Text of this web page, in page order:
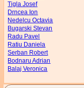
Tigla Josef
Drncea Ion
Nedelcu Octavia
Bugarski Stevan
Radu Pavel
Ratiu Daniela
Serban Robert
Bodnaru Adrian
Balaj Veronica